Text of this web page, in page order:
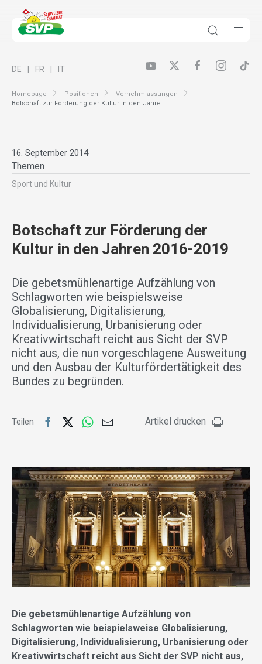
Homepage Positionen
Vernehmlassungen
Botschaft zur Förderung der Kultur in den Jahre...
DE FR IT
16. September 2014
Themen
Sport und Kultur
Botschaft zur Förderung der
Kultur in den Jahren 2016-2019
Die gebetsmühlenartige Aufzählung von
Schlagworten wie beispielsweise
Globalisierung, Digitalisierung,
Individualisierung, Urbanisierung oder
Kreativwirtschaft reicht aus Sicht der SVP
nicht aus, die nun vorgeschlagene Ausweitung
und den Ausbau der Kulturfördertätigkeit des
Bundes zu begründen.
Teilen Artikel drucken
Die gebetsmühlenartige Aufzählung von
Schlagworten wie beispielsweise Globalisierung,
Digitalisierung, Individualisierung, Urbanisierung oder
Kreativwirtschaft reicht aus Sicht der SVP nicht aus,